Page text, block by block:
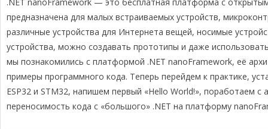
l
e
g
r
a
m
c
e
b
o
o
k
r
e
a
d
s
p
y
L
i
n
k
п
р
а
в
и
т
ь
предназначена для малых встраиваемых устройств,
различные устройства для Интернета вещей, носимые
устройства, можно создавать прототипы и даже
мы познакомились с платформой .NET nanoFramework, её
примеры программного кода. Теперь перейдем к практике,
ESP32 и STM32, напишем первый «Hello World!», поработаем
переносимость кода с «большого» .NET на платформу